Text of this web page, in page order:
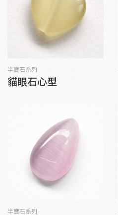
半寶石系列
貓眼石心型
半寶石系列